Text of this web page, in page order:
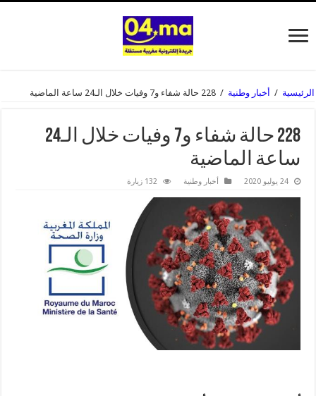
الرئيسية / أخبار وطنية / 228 حالة شفاء و7 وفيات خلال الـ24 ساعة الماضية
228 حالة شفاء و7 وفيات خلال الـ24
ساعة الماضية
24 يوليو 2020 أخبار وطنية 132 زيارة